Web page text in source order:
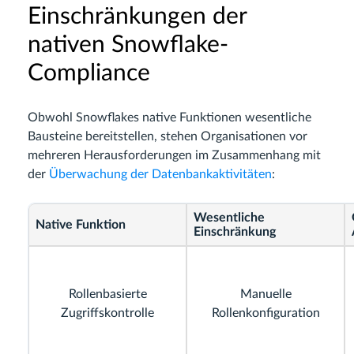
Einschränkungen der
nativen Snowflake-
Compliance
Obwohl Snowflakes native Funktionen wesentliche
Bausteine bereitstellen, stehen Organisationen vor
mehreren Herausforderungen im Zusammenhang mit
der Überwachung der Datenbankaktivitäten:
Native Funktion
Wesentliche
Einschränkung
Rollenbasierte
Zugriffskontrolle
Manuelle
Rollenkonfiguration